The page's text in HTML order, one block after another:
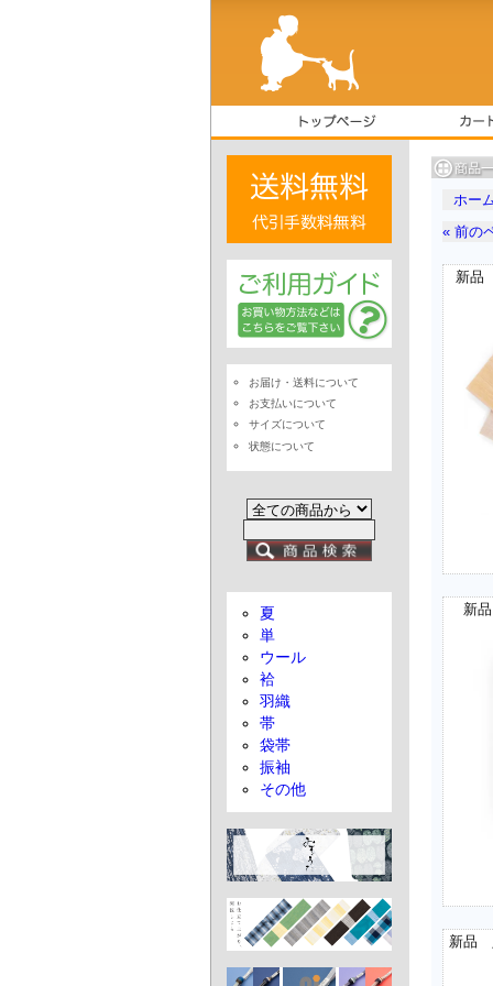
ホー
« 前の
新品
新
お届け・送料について
お支払いについて
サイズについて
状態について
夏
単
ウール
袷
羽織
帯
袋帯
振袖
その他